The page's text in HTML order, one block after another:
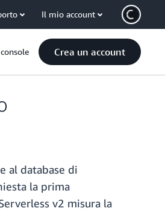
Il mio account
Crea un account
al database di
la prima
v2 misura la